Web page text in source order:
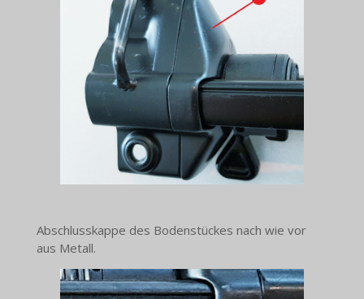
Abschlusskappe des Bodenstückes nach wie vor
aus Metall.